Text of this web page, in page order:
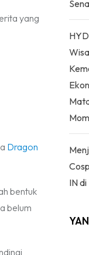
yang
Dragon
bentuk
belum
IN